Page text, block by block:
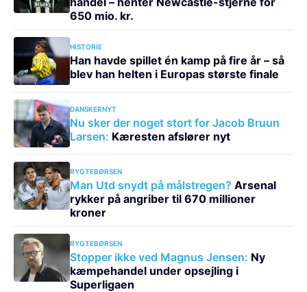
650 mio. kr.
HISTORIE
Han havde spillet én kamp på fire år – så
blev han helten i Europas største finale
DANSKERNYT
Nu sker der noget stort for Jacob Bruun
Larsen: Kæresten afslører nyt
RYGTEBØRSEN
Man Utd snydt på målstregen? Arsenal
rykker på angriber til 670 millioner
kroner
RYGTEBØRSEN
Stopper ikke ved Magnus Jensen: Ny
kæmpehandel under opsejling i
Superligaen